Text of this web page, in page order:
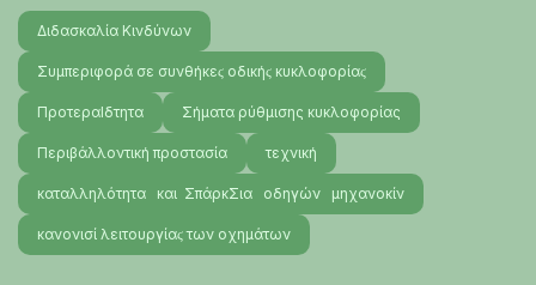
Διδασκαλία Κινδύνων
Συμπεριφορά σε συνθήκεϛ οδικήϛ κυκλοφορίαϛ
ΠροτεραΙδτητα Σήματα ρύθμισης κυκλοφορίας
Περιβάλλοντική προστασία τεχνική
καταλληλότητα και ΣπάρκΣια οδηγών μηχανοκίν
κανονισί λειτουργίαϛ των οχημάτων